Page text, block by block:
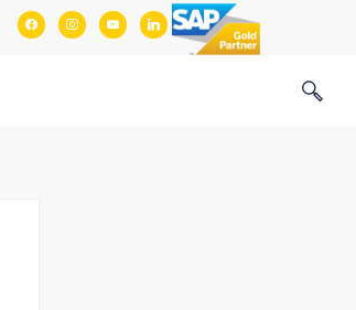
facebookinstagram
youtubelinkedin